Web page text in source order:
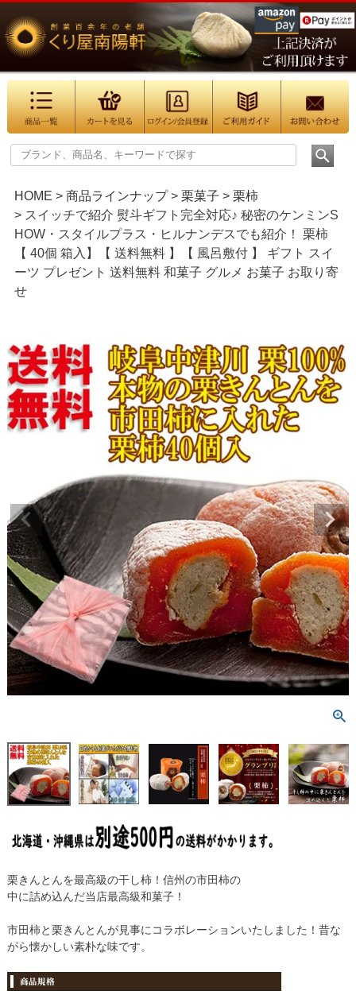
HOME 商品ラインナップ 栗菓子
栗柿
スイッチで紹介 熨斗ギフト完全対応♪ 秘密のケンミンS
HOW・スタイルプラス・ヒルナンデスでも紹介！ 栗柿
【 40個 箱入】【 送料無料 】【 風呂敷付 】 ギフト スイ
ーツ プレゼント 送料無料 和菓子 グルメ お菓子 お取り寄
せ
栗きんとんを最高級の干し柿！信州の市田柿の
中に詰め込んだ当店最高級和菓子！
市田柿と栗きんとんが見事にコラボレーションいたしました！昔な
がら懐かしい素朴な味です。